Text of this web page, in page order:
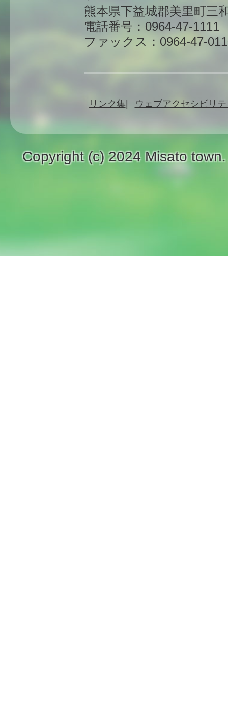
熊本県下益城郡美里町三
電話番号：0964-47-1111
ファックス：0964-47-
リンク集 ウェブアクセシビリ
Copyright (c) 2024 Misato